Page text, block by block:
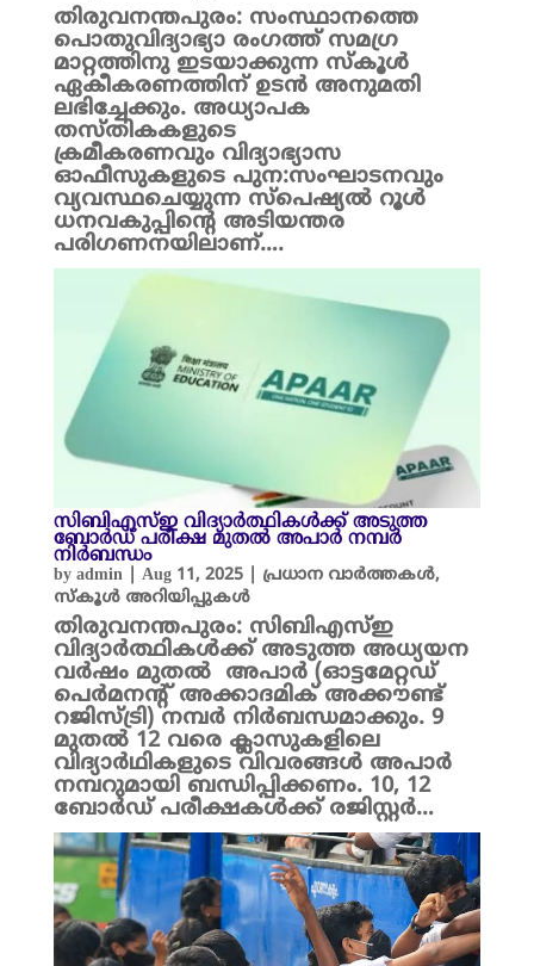
തിരുവനന്തപുരം: സംസ്ഥാനത്തെ
പൊതുവിദ്യാഭ്യാ രംഗത്ത് സമഗ്ര
മാറ്റത്തിനു ഇടയാക്കുന്ന സ്കൂൾ
ഏകീകരണത്തിന് ഉടൻ അനുമതി
ലഭിച്ചേക്കും. അധ്യാപക
തസ്തികകളുടെ
ക്രമീകരണവും വിദ്യാഭ്യാസ
ഓഫീസുകളുടെ പുന:സംഘാടനവും
വ്യവസ്ഥചെയ്യുന്ന സ്പെഷ്യൽ റൂൾ
ധനവകുപ്പിന്റെ അടിയന്തര
പരിഗണനയിലാണ്….
സിബിഎസ്ഇ വിദ്യാർത്ഥികൾക്ക് അടുത്ത
ബോർഡ് പരീക്ഷ മുതൽ അപാർ നമ്പർ
നിർബന്ധം
by admin| Aug 11, 2025| പ്രധാന വാർത്തകൾ,
സ്കൂൾ അറിയിപ്പുകൾ
തിരുവനന്തപുരം: സിബിഎസ്ഇ
വിദ്യാർത്ഥികൾക്ക് അടുത്ത അധ്യയന
വർഷം മുതൽ അപാർ (ഓട്ടമേറ്റഡ്
പെർമനന്റ് അക്കാദമിക് അക്കൗണ്ട്
റജിസ്ട്രി) നമ്പർ നിർബന്ധമാക്കും. 9
മുതൽ 12 വരെ ക്ലാസുകളിലെ
വിദ്യാർഥികളുടെ വിവരങ്ങൾ അപാർ
നമ്പറുമായി ബന്ധിപ്പിക്കണം. 10, 12
ബോർഡ് പരീക്ഷകൾക്ക്‌ രജിസ്റ്റർ…